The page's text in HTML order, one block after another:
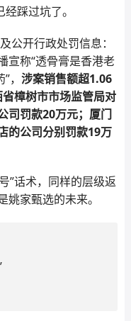
踩过坑了。
公开行政处罚信息：
宣称“透骨膏是香港老
， 涉案销售额超1.06
樟树市市场监管局对
司罚款20万元；厦门
的公司分别罚款19万
”话术，同样的层级返
家甄选的未来。